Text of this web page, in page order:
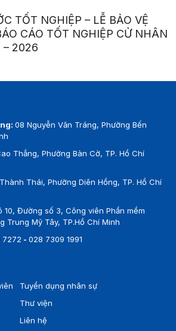
TỐT NGHIỆP – LỄ BẢO VỆ
CÁO TỐT NGHIỆP CỬ NHÂN
– 2026
08 Nguyễn Văn Tráng, Phường Bến
Thắng, Phường Bàn Cờ, TP. Hồ Chí
Thái, Phường Diên Hồng, TP. Hồ Chí
10, Đường số 3, Công viên Phần mềm
Trung Mỹ Tây, TP.Hồ Chí Minh
7272 -028 7309 1991
Tuyển dụng nhân sự
Thư viện
Liên hệ